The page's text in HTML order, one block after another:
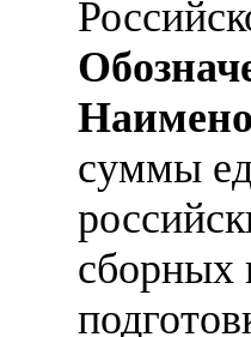
суммы
сборных